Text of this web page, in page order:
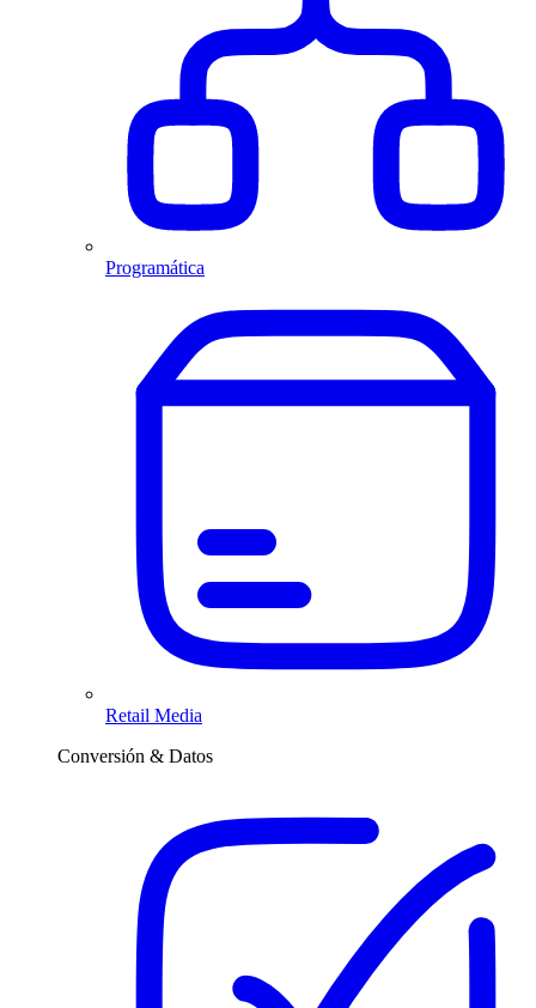
Programática
Retail Media
Conversión & Datos